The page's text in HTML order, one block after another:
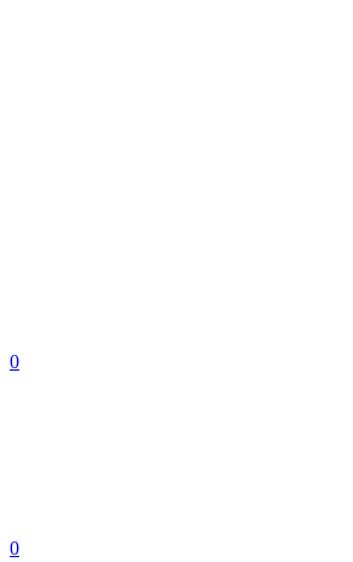
0
0